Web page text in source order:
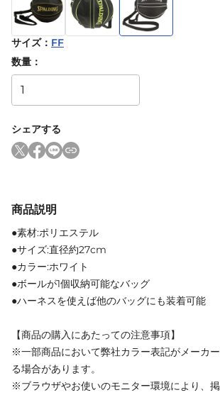
サイズ： FF
数量：
シェアする
商品説明
●素材:ポリエステル
●サイズ:直径約27cm
●カラー:ホワイト
●ボールが1個収納可能なバッグ
●ハーネスを使えば他のバッグにも装着可能
【商品の購入にあたっての注意事項】
※一部商品において弊社カラー表記がメーカ
る場合があります。
※ブラウザやお使いのモニター環境により、